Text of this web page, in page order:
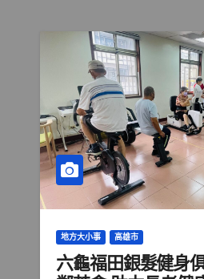
地方大小事 高雄市
六龜福田銀髮健身